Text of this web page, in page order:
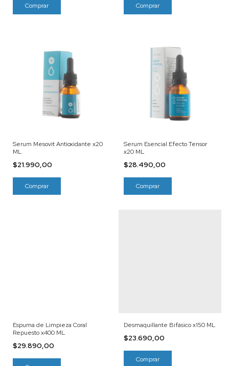
Serum Mesovit Antioxidante x20
ML
$21.990,00
Serum Esencial Efecto Tensor
x20 ML
$28.490,00
Espuma de Limpieza Coral
Repuesto x400 ML
$29.890,00
Desmaquillante Bifásico x150 ML
$23.690,00